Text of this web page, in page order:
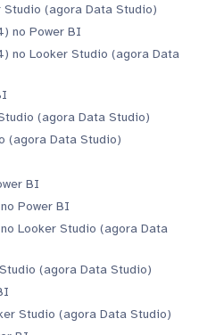
Studio (agora Data Studio)
no Power BI
no Looker Studio (agora Data
(agora Data Studio)
(agora Data Studio)
BI
Power BI
Looker Studio (agora Data
(agora Data Studio)
Studio (agora Data Studio)